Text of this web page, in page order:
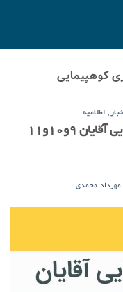
کوهپیمایی
, اطلاعیه
فراخوان ثبت نام کارآموزی کوه‌پیمایی آقایان ۹و۱۰و۱۱
مهرداد محمدی